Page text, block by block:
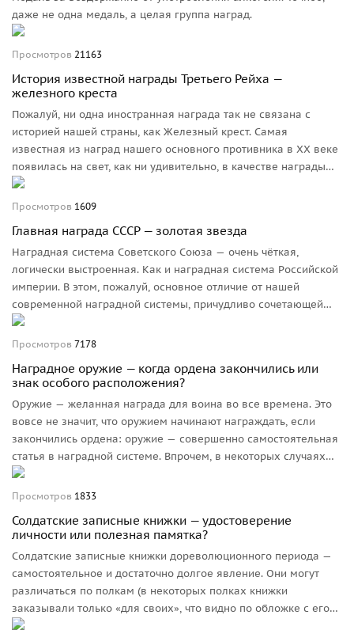
даже не одна медаль, а целая группа наград.
Просмотров 21163
История известной награды Третьего Рейха —
железного креста
Пожалуй, ни одна иностранная награда так не связана с
историей нашей страны, как Железный крест. Самая
известная из наград нашего основного противника в ХХ веке
появилась на свет, как ни удивительно, в качестве награды
нашего союзника.
Просмотров 1609
Главная награда СССР — золотая звезда
Наградная система Советского Союза — очень чёткая,
логически выстроенная. Как и наградная система Российской
империи. В этом, пожалуй, основное отличие от нашей
современной наградной системы, причудливо сочетающей
элементы царской и советской, делящей награды на
государственные и ведомственные.
Просмотров 7178
Наградное оружие — когда ордена закончились или
знак особого расположения?
Оружие — желанная награда для воина во все времена. Это
вовсе не значит, что оружием начинают награждать, если
закончились ордена: оружие — совершенно самостоятельная
статья в наградной системе. Впрочем, в некоторых случаях
имеющая к орденам самое непосредственное отношение, об
этом подробнее в статье.
Просмотров 1833
Солдатские записные книжки — удостоверение
личности или полезная памятка?
Солдатские записные книжки дореволюционного периода —
самостоятельное и достаточно долгое явление. Они могут
различаться по полкам (в некоторых полках книжки
заказывали только «для своих», что видно по обложке с его
названием и обязательной историей полка внутри),